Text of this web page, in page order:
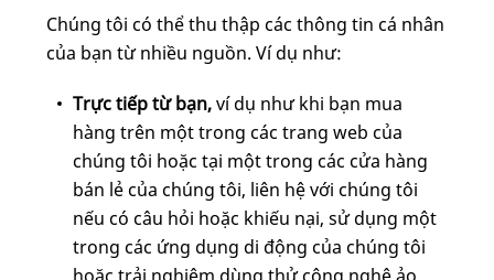
Chúng tôi có thể thu thập các thông tin cá nhân
của bạn từ nhiều nguồn. Ví dụ như:
Trực tiếp từ bạn,ví dụ như khi bạn mua
hàng trên một trong các trang web của
chúng tôi hoặc tại một trong các cửa hàng
bán lẻ của chúng tôi, liên hệ với chúng tôi
nếu có câu hỏi hoặc khiếu nại, sử dụng một
trong các ứng dụng di động của chúng tôi